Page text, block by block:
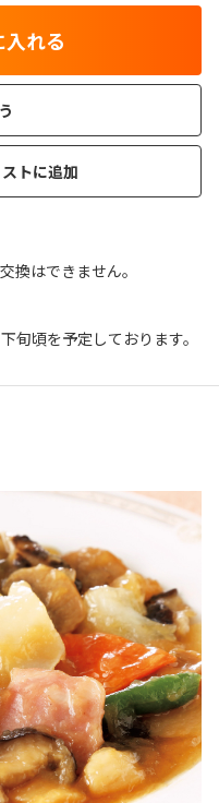
れる
トに追加
換はできません｡
旬頃を予定しております。